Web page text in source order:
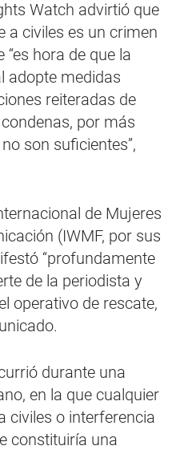
Watch advirtió que
a civiles es un crimen
“es hora de que la
adopte medidas
reiteradas de
condenas, por más
son suficientes”,
de Mujeres
(IWMF, por sus
“profundamente
de la periodista y
operativo de rescate,
durante una
en la que cualquier
civiles o interferencia
constituiría una